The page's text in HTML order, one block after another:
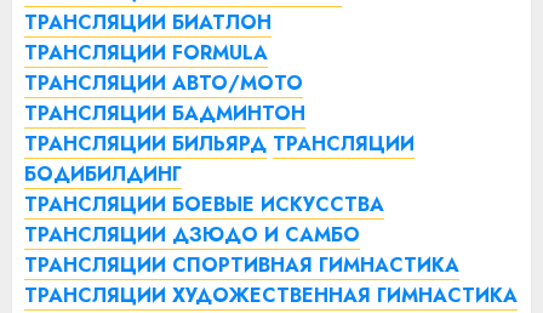
ТРАНСЛЯЦИИ БИАТЛОН
ТРАНСЛЯЦИИ FORMULA
ТРАНСЛЯЦИИ АВТО/МОТО
ТРАНСЛЯЦИИ БАДМИНТОН
ТРАНСЛЯЦИИ БИЛЬЯРД ТРАНСЛЯЦИИ
БОДИБИЛДИНГ
ТРАНСЛЯЦИИ БОЕВЫЕ ИСКУССТВА
ТРАНСЛЯЦИИ ДЗЮДО И САМБО
ТРАНСЛЯЦИИ СПОРТИВНАЯ ГИМНАСТИКА
ТРАНСЛЯЦИИ ХУДОЖЕСТВЕННАЯ ГИМНАСТИКА